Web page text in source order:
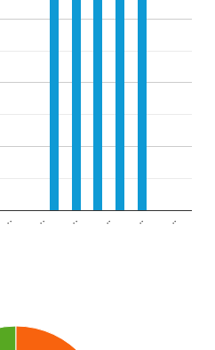
.. .. .. .. .. ..